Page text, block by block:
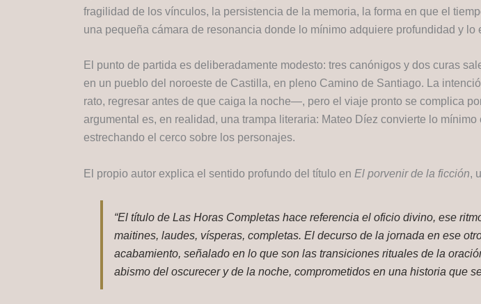
fragilidad de los vínculos, la persistencia de la memoria, la forma en que el
una pequeña cámara de resonancia donde lo mínimo adquiere profundidad y lo
El punto de partida es deliberadamente modesto: tres canónigos y dos curas
en un pueblo del noroeste de Castilla, en pleno Camino de Santiago. La
rato, regresar antes de que caiga la noche—, pero el viaje pronto se complica
argumental es, en realidad, una trampa literaria: Mateo Díez convierte lo
estrechando el cerco sobre los personajes.
El propio autor explica el sentido profundo del título en El porvenir de la ficción,
“El título de Las Horas Completas hace referencia el oficio divino, ese
maitines, laudes, vísperas, completas. El decurso de la jornada en ese
acabamiento, señalado en lo que son las transiciones rituales de la
abismo del oscurecer y de la noche, comprometidos en una historia que